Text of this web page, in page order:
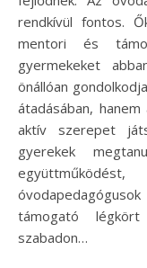
rendkívül fontos.
mentori és
gyermekeket
önállóan
átadásában,
aktív szerepet
gyerekek
támogató
szabadon…